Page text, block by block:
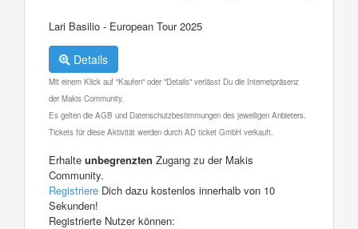
Lari Basilio - European Tour 2025
Details
Mit einem Klick auf "Kaufen" oder "Details" verlässt Du die Internetpräsenz
der Makis Community.
Es gelten die AGB und Datenschutzbestimmungen des jeweiligen Anbieters.
Tickets für diese Aktivität werden durch AD ticket GmbH verkauft.
Erhalte unbegrenzten Zugang zu der Makis
Community.
Registriere Dich dazu kostenlos innerhalb von 10
Sekunden!
Registrierte Nutzer können: